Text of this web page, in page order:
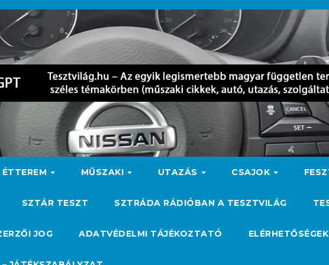
ÉTTEREM MŰSZAKI UTAZÁS CSAJOK
SZTÁR TESZT SZTRÁDA RÁDIÓBAN A TESZTVILÁG
JOG ADATVÉDELMI TÁJÉKOZTATÓ ELÉRHETŐSÉGEK